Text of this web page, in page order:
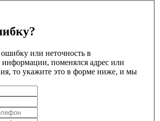
или неточность в
информации, поменялся адрес или
то укажите это в форме ниже, и мы